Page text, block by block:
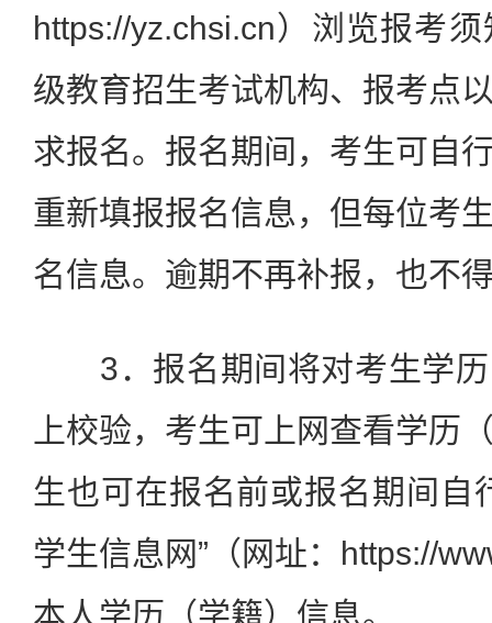
https://yz.chsi.cn）浏览报考
级教育招生考试机构、报考点
求报名。报名期间，考生可自
重新填报报名信息，但每位考
名信息。逾期不再补报，也不
3．报名期间将对考生学历
上校验，考生可上网查看学历
生也可在报名前或报名期间自
学生信息网”（网址：https://
本人学历（学籍）信息。